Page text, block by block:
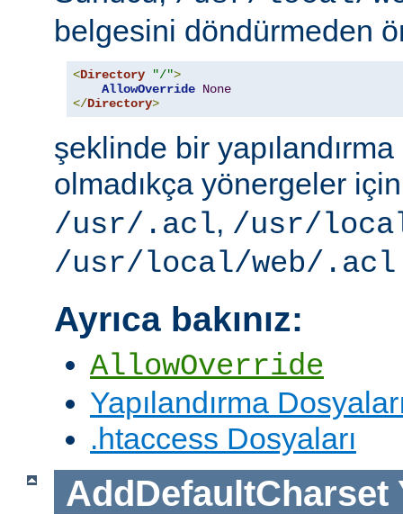
belgesini döndürmeden
<Directory "/">
AllowOverride None
</Directory>
şeklinde bir
olmadıkça yönergeler
/usr/.acl, /usr/
/usr/local/web/.acl
Ayrıca bakınız:
AllowOverride
Yapılandırma
.htaccess Dosyaları
AddDefaultCharset